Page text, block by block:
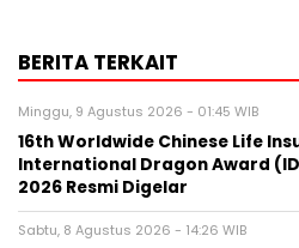
BERITA TERKAIT
Minggu, 9 Agustus 2026 - 01:45 WIB
16th Worldwide Chinese Life
International Dragon Award
2026 Resmi Digelar
Sabtu, 8 Agustus 2026 - 14:26 WIB